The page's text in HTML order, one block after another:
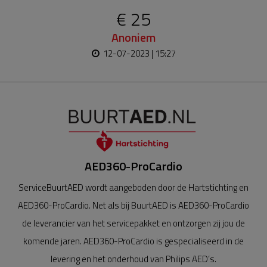
€ 25
Anoniem
12-07-2023 | 15:27
AED360-ProCardio
ServiceBuurtAED wordt aangeboden door de Hartstichting en
AED360-ProCardio. Net als bij BuurtAED is AED360-ProCardio
de leverancier van het servicepakket en ontzorgen zij jou de
komende jaren. AED360-ProCardio is gespecialiseerd in de
levering en het onderhoud van Philips AED’s.